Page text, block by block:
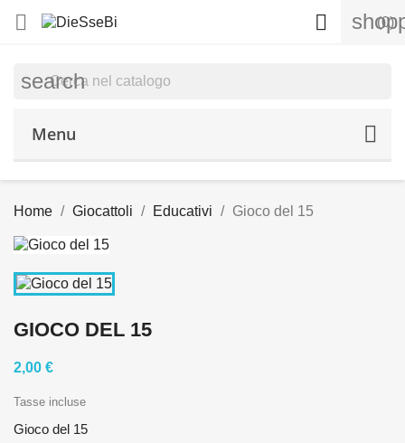
 (0)

search
Menu
Home Giocattoli Educativi Gioco del 15
GIOCO DEL 15
2,00 €
Tasse incluse
Gioco del 15